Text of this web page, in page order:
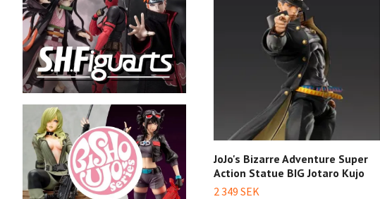
JoJo's Bizarre Adventure Super
Action Statue BIG Jotaro Kujo
2 349 SEK